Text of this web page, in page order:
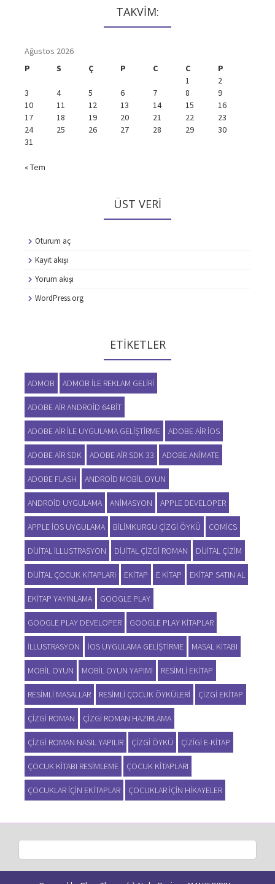
TAKVİM:
Ağustos 2026
P
S Ç P C C
P
1
2
3
4 5 6 7 8
9
10
11 12 13 14 15
16
17
18 19 20 21 22
23
24
25 26 27 28 29
30
31
« Tem
ÜST VERI
Oturum aç
Kayıt akışı
Yorum akışı
WordPress.org
ETIKETLER
ADMOB ADMOB ILE REKLAM GELIRI
ADOBE AIR ANDROID 64BIT
ADOBE AIR ILE UYGULAMA GELIŞTIRME ADOBE AIR IOS
ADOBE AIR SDK ADOBE AIR SDK 33 ADOBE ANIMATE
ADOBE FLASH ANDROID MOBIL OYUN
ANDROID UYGULAMA ANIMASYON APPLE DEVELOPER
APPLE IOS UYGULAMA BILIMKURGU ÇIZGI ÖYKÜ COMICS
DIJITAL ILLUSTRASYON DIJITAL ÇIZGI ROMAN DIJITAL ÇIZIM
DIJITAL ÇOCUK KITAPLARI EKITAP E KITAP EKITAP SATIN AL
EKITAP YAYINLAMA GOOGLE PLAY
GOOGLE PLAY DEVELOPER GOOGLE PLAY KITAPLAR
ILLUSTRASYON IOS UYGULAMA GELIŞTIRME MASAL KITABI
MOBIL OYUN MOBIL OYUN YAPIMI RESIMLI EKITAP
RESIMLI MASALLAR RESIMLI ÇOCUK ÖYKÜLERI ÇIZGI EKITAP
ÇIZGI ROMAN ÇIZGI ROMAN HAZIRLAMA
ÇIZGI ROMAN NASIL YAPILIR ÇIZGI ÖYKÜ ÇIZIGI E-KITAP
ÇOCUK KITABI RESIMLEME ÇOCUK KITAPLARI
ÇOCUKLAR IÇIN EKITAPLAR ÇOCUKLAR IÇIN HIKAYELER